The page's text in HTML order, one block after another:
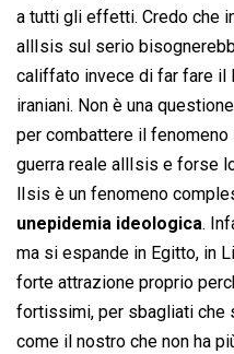
a tutti gli effetti. Credo che
allIsis sul serio
califfato invece di far fare il
iraniani. Non è una
per combattere il
guerra reale allIsis e forse
lIsis è un fenomeno
unepidemia ideologica.
ma si espande in Egitto, in
forte attrazione proprio
fortissimi, per sbagliati che
come il nostro che non ha